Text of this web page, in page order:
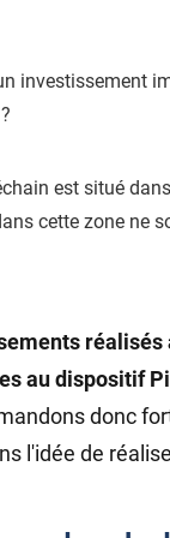
investissement
est situé
cette zone ne
au dispositif
donc
l'idée de